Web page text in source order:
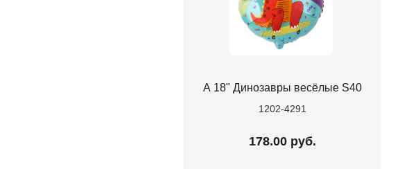
А 18" Динозавры весёлые S40
1202-4291
178.00 руб.